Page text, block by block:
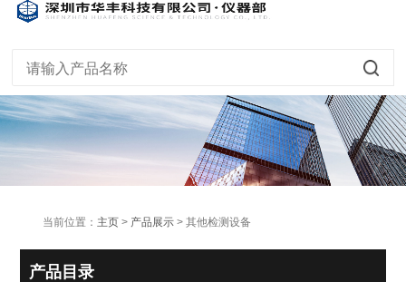
当前位置： 主页 > 产品展示 > 其他检测设备
产品目录